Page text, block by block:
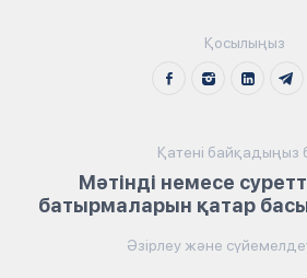
Қосылыңыз
Қатені байқадыңыз
Мәтінді немесе
батырмаларын қатар
Әзірлеу және